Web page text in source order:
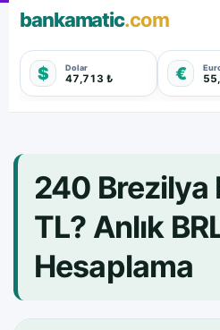
bankamatic.com
$ Dolar
47,713 ₺ €
240 Brezilya
TL? Anlık
Hesaplama